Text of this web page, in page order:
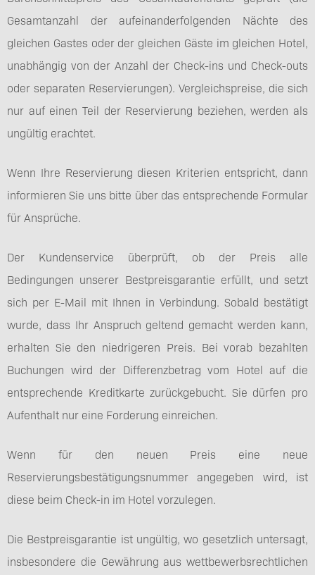
Gesamtanzahl der aufeinanderfolgenden Nächte des
gleichen Gastes oder der gleichen Gäste im gleichen Hotel,
unabhängig von der Anzahl der Check-ins und Check-outs
oder separaten Reservierungen). Vergleichspreise, die sich
nur auf einen Teil der Reservierung beziehen, werden als
ungültig erachtet.
Wenn Ihre Reservierung diesen Kriterien entspricht, dann
informieren Sie uns bitte über das entsprechende Formular
für Ansprüche.
Der Kundenservice überprüft, ob der Preis alle
Bedingungen unserer Bestpreisgarantie erfüllt, und setzt
sich per E-Mail mit Ihnen in Verbindung. Sobald bestätigt
wurde, dass Ihr Anspruch geltend gemacht werden kann,
erhalten Sie den niedrigeren Preis. Bei vorab bezahlten
Buchungen wird der Differenzbetrag vom Hotel auf die
entsprechende Kreditkarte zurückgebucht. Sie dürfen pro
Aufenthalt nur eine Forderung einreichen.
Wenn für den neuen Preis eine neue
Reservierungsbestätigungsnummer angegeben wird, ist
diese beim Check-in im Hotel vorzulegen.
Die Bestpreisgarantie ist ungültig, wo gesetzlich untersagt,
insbesondere die Gewährung aus wettbewerbsrechtlichen